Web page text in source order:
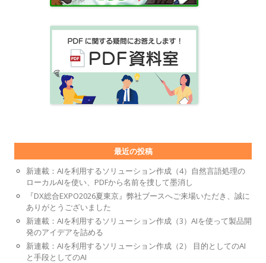
最近の投稿
新連載：AIを利用するソリューション作成（4）自然言語処理の
ローカルAIを使い、PDFから名前を捜して墨消し
『DX総合EXPO2026夏東京』弊社ブースへご来場いただき、誠に
ありがとうございました
新連載：AIを利用するソリューション作成（3）AIを使って製品開
発のアイデアを詰める
新連載：AIを利用するソリューション作成（2） 目的としてのAI
と手段としてのAI